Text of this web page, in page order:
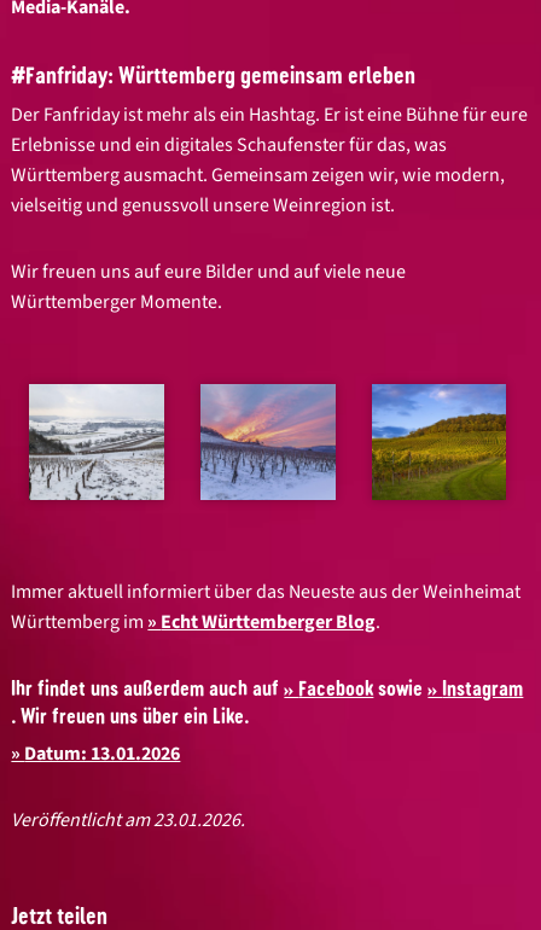
Media-Kanäle.
#Fanfriday: Württemberg gemeinsam erleben
Der Fanfriday ist mehr als ein Hashtag. Er ist eine Bühne für eure
Erlebnisse und ein digitales Schaufenster für das, was
Württemberg ausmacht. Gemeinsam zeigen wir, wie modern,
vielseitig und genussvoll unsere Weinregion ist.
Wir freuen uns auf eure Bilder und auf viele neue
Württemberger Momente.
Immer aktuell informiert über das Neueste aus der Weinheimat
Württemberg im
Echt Württemberger Blog.
Ihr findet uns außerdem auch auf Facebooksowie Instagram
. Wir freuen uns über ein Like.
Datum: 13.01.2026
Veröffentlicht am 23.01.2026.
Jetzt teilen